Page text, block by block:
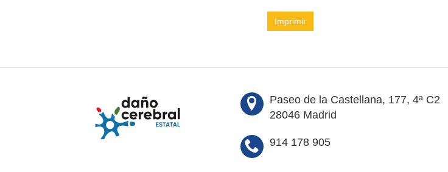
Imprimir
Paseo de la Castellana, 177, 4ª C2
28046 Madrid
914 178 905